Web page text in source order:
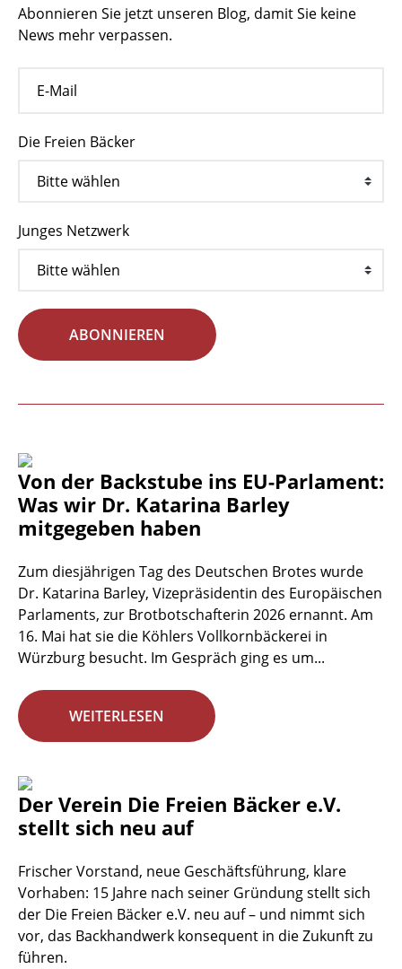
Abonnieren Sie jetzt unseren Blog, damit Sie keine
News mehr verpassen.
Die Freien Bäcker
Junges Netzwerk
ABONNIEREN
Von der Backstube ins EU-Parlament:
Was wir Dr. Katarina Barley
mitgegeben haben
Zum diesjährigen Tag des Deutschen Brotes wurde
Dr. Katarina Barley, Vizepräsidentin des Europäischen
Parlaments, zur Brotbotschafterin 2026 ernannt. Am
16. Mai hat sie die Köhlers Vollkornbäckerei in
Würzburg besucht. Im Gespräch ging es um...
WEITERLESEN
Der Verein Die Freien Bäcker e.V.
stellt sich neu auf
Frischer Vorstand, neue Geschäftsführung, klare
Vorhaben: 15 Jahre nach seiner Gründung stellt sich
der Die Freien Bäcker e.V. neu auf – und nimmt sich
vor, das Backhandwerk konsequent in die Zukunft zu
führen.